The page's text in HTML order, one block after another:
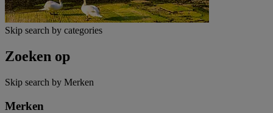
Skip search by categories
Zoeken op
Skip search by Merken
Merken